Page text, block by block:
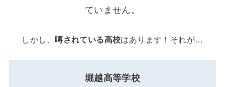
ていません。
しかし、噂されている高校はあります！それが…
堀越高等学校